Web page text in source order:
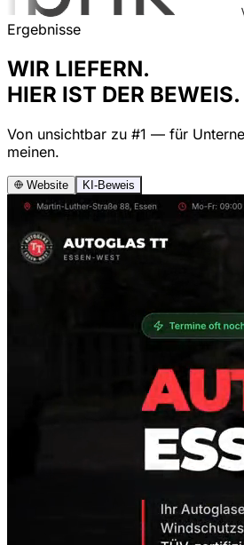
Ergebnisse
WIR LIEFERN.
HIER IST DER BEWEIS.
Von unsichtbar zu #1 — für
meinen.
Website KI-Beweis